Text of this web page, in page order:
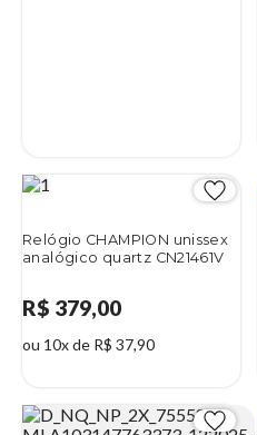
Relógio CHAMPION unissex
analógico quartz CN21461V
R$ 379,00
ou 10x de R$ 37,90